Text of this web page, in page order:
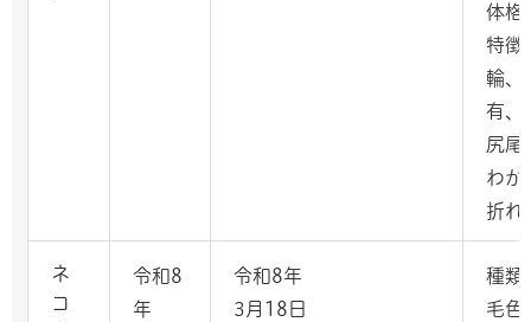
体格
特徴
輪、
有、
尻尾
わか
折れ
ネ
コ
令和8
年
令和8年
3月18日
種類
毛色